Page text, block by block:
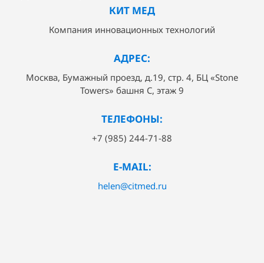
КИТ МЕД
Компания инновационных технологий
АДРЕС:
Москва, Бумажный проезд, д.19, стр. 4, БЦ «Stone
Towers» башня C, этаж 9
ТЕЛЕФОНЫ:
+7 (985) 244-71-88
E-MAIL:
helen@citmed.ru